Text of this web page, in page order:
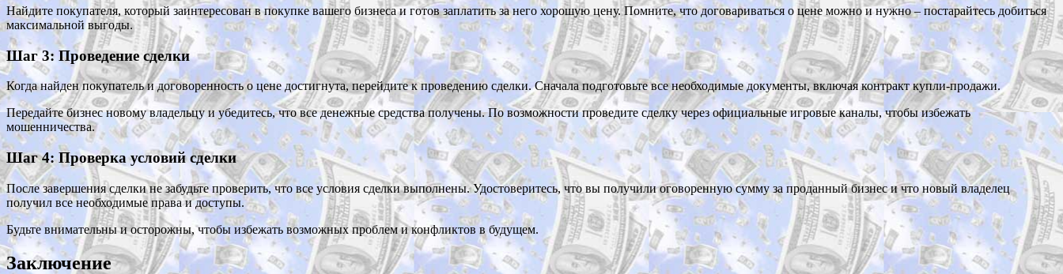
Найдите покупателя, который заинтересован в покупке вашего бизнеса и готов заплатить за него хорошую цену. Помните, что договариваться о цене можно и нужно – постарайтесь добиться
максимальной выгоды.
Шаг 3: Проведение сделки
Когда найден покупатель и договоренность о цене достигнута, перейдите к проведению сделки. Сначала подготовьте все необходимые документы, включая контракт купли-продажи.
Передайте бизнес новому владельцу и убедитесь, что все денежные средства получены. По возможности проведите сделку через официальные игровые каналы, чтобы избежать
мошенничества.
Шаг 4: Проверка условий сделки
После завершения сделки не забудьте проверить, что все условия сделки выполнены. Удостоверитесь, что вы получили оговоренную сумму за проданный бизнес и что новый владелец
получил все необходимые права и доступы.
Будьте внимательны и осторожны, чтобы избежать возможных проблем и конфликтов в будущем.
Заключение